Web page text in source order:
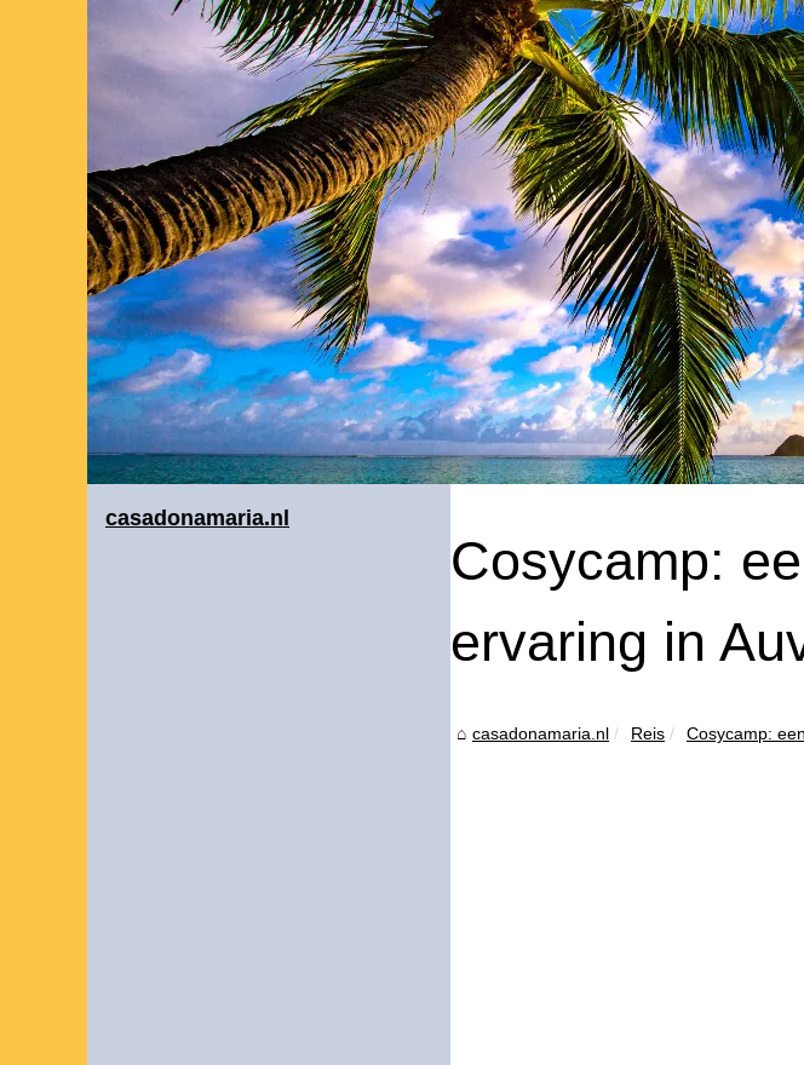
Cosycamp:
ervaring in
casadonamaria.nl Reis Cosycamp:
casadonamaria.nl